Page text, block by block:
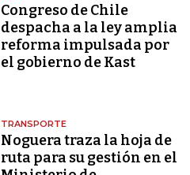
Congreso de Chile
despacha a la ley amplia
reforma impulsada por
el gobierno de Kast
TRANSPORTE
Noguera traza la hoja de
ruta para su gestión en el